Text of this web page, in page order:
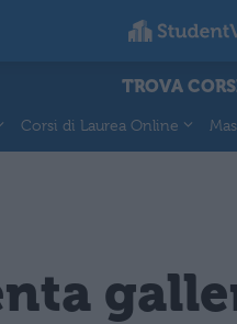
TROVA
Corsi di Laurea Online